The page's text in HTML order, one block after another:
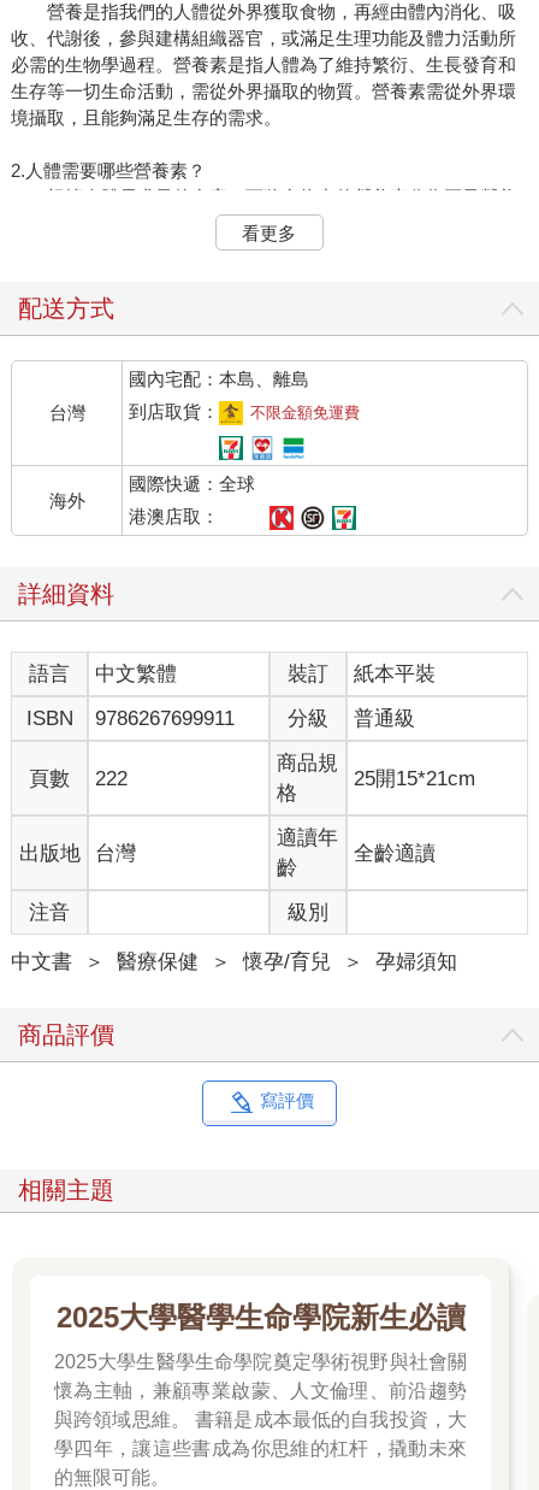
營養是指我們的人體從外界獲取食物，再經由體內消化、吸
收、代謝後，參與建構組織器官，或滿足生理功能及體力活動所
必需的生物學過程。營養素是指人體為了維持繁衍、生長發育和
生存等一切生命活動，需從外界攝取的物質。營養素需從外界環
境攝取，且能夠滿足生存的需求。
2.人體需要哪些營養素？
根據人體需求量的多寡，可將食物中的營養素分為巨量營養
素和微量營養素。巨量營養素是指人體需求量大、在體內可以釋
放能量的營養素，包括碳水化合物、脂質、蛋白質。微量營養素
物質和維生素。
3.什麼是膳食營養素參考攝取量？
膳食營養素參考攝取量（Dietary reference intakes，DRIs）
是一組平均每日膳食營養素攝取量的參考值，包括4個指標：
（1）平均需求量（Estimated average requirement，EAR）
是指特定性別、年齡及生理狀況族體中的個體對某種營養素需求
量的平均值。
（2）建議攝取量（Recommended nutrient intake，RNI）是
指可滿足特定性別、年齡及生理狀況族群中的97％～98％個體需
（3）足夠攝取量（Adequate intake，AI）是透過觀察或實驗
獲得的健康者對某種營養素的攝取量。AI與RNI均可作為個體營養
素攝取的目標或推薦值。
（4）上限攝取量（Tolerable upper intake level，UL）是指平
均每日可以攝取某種營養素的最高限量。膳食中營養素攝取量應
該低於UL，以減少營養素過量的風險。
4.什麼是營養失衡？
人體每天攝取的能量及營養素的數量、種類、比例均應滿足
人體的需求，當膳食中長期存在一種或多種營養素缺乏時，會對
人體健康產生危害，導致各種疾病的發生。例如，蛋白質或熱量
缺乏會導致蛋白質熱量營養不良（Protein-energy malnutrition，
PEM），鈣、維生素D缺乏會導致佝僂病，缺鐵會導致缺鐵性貧
血等。
但是，營養素也並非越多越好，當一種或多種營養素攝取過
病。例如，攝取過多的動物脂肪，或長期吃高熱量、高脂肪、高
蛋白的食物，會增加罹患肥胖症、冠心病、糖尿病等疾病的風
營養缺乏和營養過剩都會打破膳食中營養素攝取量與比例的
平衡，影響身體健康，甚至引發疾病，這兩種營養失衡的表現均
看更多
配送方式
台灣
國內宅配：本島、離島
到店取貨：
不限金額免運費
海外
國際快遞：全球
港澳店取：
詳細資料
語言 中文繁體 裝訂
紙本平裝
ISBN
9786267699911 分級 普通級
頁數 222
商品規
格
25開15*21cm
出版地 台灣
適讀年
齡
全齡適讀
注音 級別
中文書 ＞ 醫療保健 ＞ 懷孕/育兒 ＞ 孕婦須知
商品評價
寫評價
相關主題
2025大學醫學生命學院新生必讀
2025大學生醫學生命學院奠定學術視野與社會關
懷為主軸，兼顧專業啟蒙、人文倫理、前沿趨勢
與跨領域思維。 書籍是成本最低的自我投資，大
學四年，讓這些書成為你思維的杠杆，撬動未來
的無限可能。